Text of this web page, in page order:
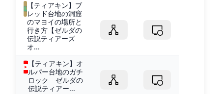
【ティアキン】ブ
レッド台地の洞窟
のマヨイの場所と
行き方【ゼルダの
伝説ティアーズ
オ...
【ティアキン】オ
ルパー台地のガチ
ロック ゼルダの
伝説ティアー...